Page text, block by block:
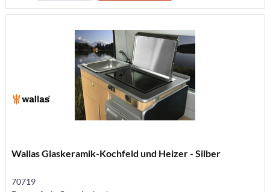
Wallas Glaskeramik-Kochfeld und Heizer - Silber
70719